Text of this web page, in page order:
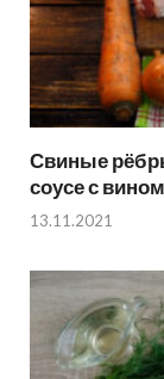
Свиные
соусе с вином
13.11.2021